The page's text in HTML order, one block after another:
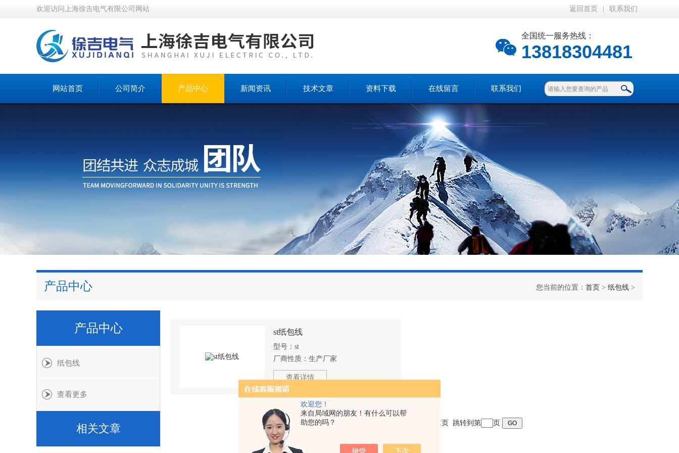
欢迎您！
来自局域网的朋友！有什么可以帮
助您的吗？
欢迎访问上海徐吉电气有限公司网站 返回首页 联系我们
全国统一服务热线：
13818304481
网站首页 公司简介 产品中心 新闻资讯 技术文章 资料下载 在线留言 联系我们
产品中心 您当前的位置： 首页 > 纸包线 >
产品中心
纸包线
查看更多
相关文章
st纸包线
型号： st
厂商性质： 生产厂家
查看详情
共 1 条记录，当前 1 / 1 页 首页 上一页 下一页 末页 跳转到第 页